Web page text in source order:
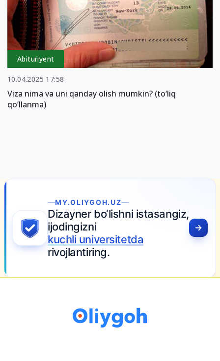
Abituriyent
10.04.2025 17:58
Viza nima va uni qanday olish mumkin? (to‘liq
qo‘llanma)
MY.OLIYGOH.UZ
Dizayner bo‘lishni istasangiz,
ijodingizni
kuchli universitetda
rivojlantiring.